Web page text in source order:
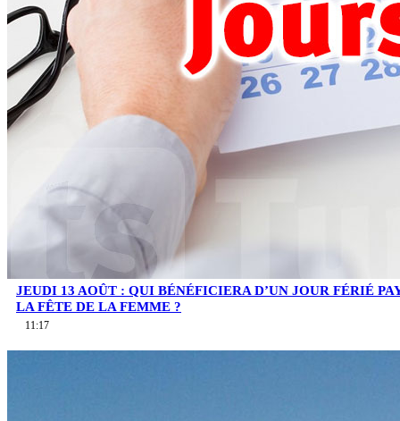
JEUDI 13 AOÛT : QUI BÉNÉFICIERA D’UN JOUR FÉRIÉ
LA FÊTE DE LA FEMME ?
11:17